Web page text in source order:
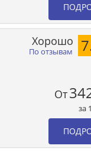
По отзывам
Хорошо
От
за